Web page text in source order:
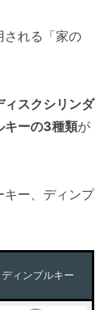
される「家の
ィスクシリンダ
キーの3種類が
キー、ディンプ
ディンプルキー